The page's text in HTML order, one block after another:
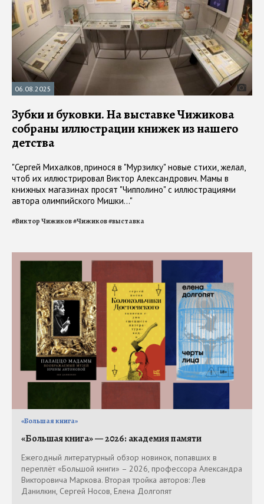
06.08.2025
Зубки и буковки. На выставке Чижикова
собраны иллюстрации книжек из нашего
детства
"Сергей Михалков, принося в "Мурзилку" новые стихи, желал,
чтоб их иллюстрировал Виктор Александрович. Мамы в
книжных магазинах просят "Чипполино" с иллюстрациями
автора олимпийского Мишки..."
#Виктор Чижиков#Чижиков#выставка
«Большая книга»
«Большая книга» — 2026: академия памяти
Ежегодный литературный обзор новинок, попавших в
переплёт «Большой книги» – 2026, профессора Александра
Викторовича Маркова. Вторая тройка авторов: Лев
Данилкин, Сергей Носов, Елена Долгопят